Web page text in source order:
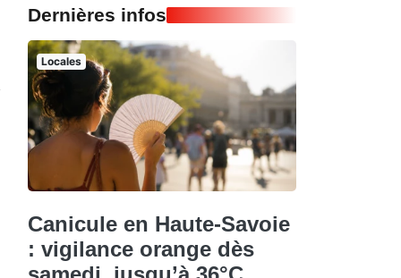
Dernières infos
Locales
Canicule en Haute-Savoie
: vigilance orange dès